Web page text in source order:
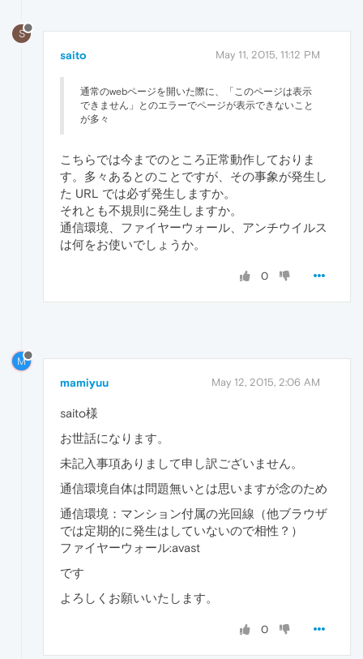
S
saito May 11, 2015, 11:12 PM
通常のwebページを開いた際に、「このページは表示
できません」とのエラーでページが表示できないこと
が多々
こちらでは今までのところ正常動作しておりま
す。多々あるとのことですが、その事象が発生し
た URL では必ず発生しますか。
それとも不規則に発生しますか。
通信環境、ファイヤーウォール、アンチウイルス
は何をお使いでしょうか。
0
M
mamiyuu May 12, 2015, 2:06 AM
saito様
お世話になります。
未記入事項ありまして申し訳ございません。
通信環境自体は問題無いとは思いますが念のため
通信環境：マンション付属の光回線（他ブラウザ
では定期的に発生はしていないので相性？）
ファイヤーウォール:avast
です
よろしくお願いいたします。
0